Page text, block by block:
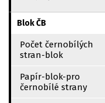
Blok ČB
Počet černobílých
stran-blok
Papír-blok-pro
černobílé strany